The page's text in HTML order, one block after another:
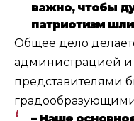
важно, чтобы
патриотизм
Общее дело
администрацией и
представителями